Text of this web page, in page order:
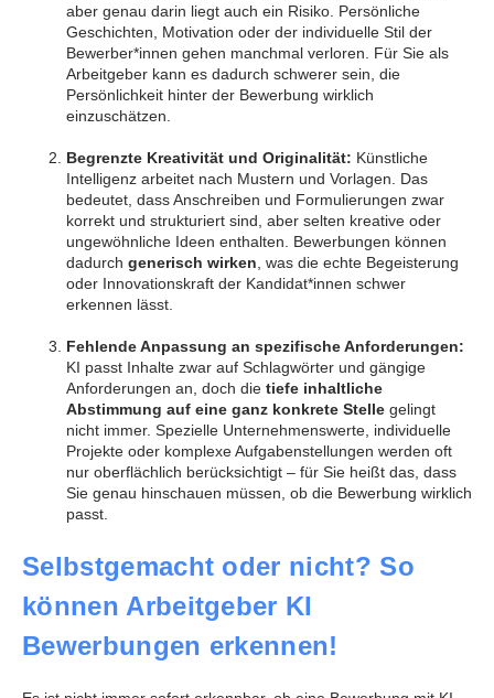
aber genau darin liegt auch ein Risiko. Persönliche
Geschichten, Motivation oder der individuelle Stil der
Bewerber*innen gehen manchmal verloren. Für Sie als
Arbeitgeber kann es dadurch schwerer sein, die
Persönlichkeit hinter der Bewerbung wirklich
einzuschätzen.
Begrenzte Kreativität und Originalität: Künstliche
Intelligenz arbeitet nach Mustern und Vorlagen. Das
bedeutet, dass Anschreiben und Formulierungen zwar
korrekt und strukturiert sind, aber selten kreative oder
ungewöhnliche Ideen enthalten. Bewerbungen können
dadurch generisch wirken , was die echte Begeisterung
oder Innovationskraft der Kandidat*innen schwer
erkennen lässt.
Fehlende Anpassung an spezifische Anforderungen:
KI passt Inhalte zwar auf Schlagwörter und gängige
Anforderungen an, doch die tiefe inhaltliche
Abstimmung auf eine ganz konkrete Stelle gelingt
nicht immer. Spezielle Unternehmenswerte, individuelle
Projekte oder komplexe Aufgabenstellungen werden oft
nur oberflächlich berücksichtigt – für Sie heißt das, dass
Sie genau hinschauen müssen, ob die Bewerbung wirklich
passt.
Selbstgemacht oder nicht? So
können Arbeitgeber KI
Bewerbungen erkennen!